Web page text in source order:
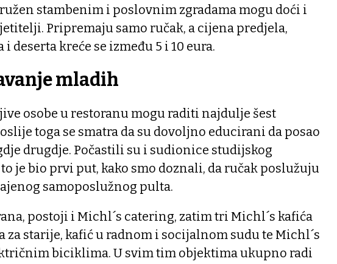
stambenim i poslovnim zgradama mogu doći i
Pripremaju samo ručak, a cijena predjela,
deserta kreće se između 5 i 10 eura.
mladih
osobe u restoranu mogu raditi najdulje šest
toga se smatra da su dovoljno educirani da posao
drugdje. Počastili su i sudionice studijskog
je bio prvi put, kako smo doznali, da ručak poslužuju
samoposlužnog pulta.
postoji i Michl´s catering, zatim tri Michl´s kafića
za starije, kafić u radnom i socijalnom sudu te Michl´s
biciklima. U svim tim objektima ukupno radi